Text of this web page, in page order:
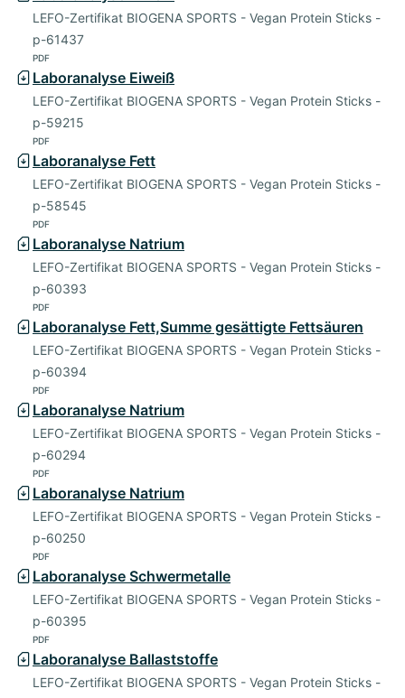
LEFO-Zertifikat BIOGENA SPORTS - Vegan Protein Sticks -
p-61437
PDF
Laboranalyse Eiweiß
LEFO-Zertifikat BIOGENA SPORTS - Vegan Protein Sticks -
p-59215
PDF
Laboranalyse Fett
LEFO-Zertifikat BIOGENA SPORTS - Vegan Protein Sticks -
p-58545
PDF
Laboranalyse Natrium
LEFO-Zertifikat BIOGENA SPORTS - Vegan Protein Sticks -
p-60393
PDF
Laboranalyse Fett,Summe gesättigte Fettsäuren
LEFO-Zertifikat BIOGENA SPORTS - Vegan Protein Sticks -
p-60394
PDF
Laboranalyse Natrium
LEFO-Zertifikat BIOGENA SPORTS - Vegan Protein Sticks -
p-60294
PDF
Laboranalyse Natrium
LEFO-Zertifikat BIOGENA SPORTS - Vegan Protein Sticks -
p-60250
PDF
Laboranalyse Schwermetalle
LEFO-Zertifikat BIOGENA SPORTS - Vegan Protein Sticks -
p-60395
PDF
Laboranalyse Ballaststoffe
LEFO-Zertifikat BIOGENA SPORTS - Vegan Protein Sticks -